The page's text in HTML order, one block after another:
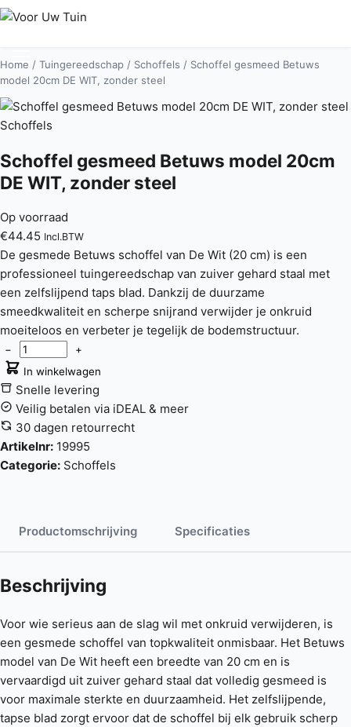
Home / Tuingereedschap / Schoffels / Schoffel gesmeed Betuws
model 20cm DE WIT, zonder steel
Schoffels
Schoffel gesmeed Betuws model 20cm
DE WIT, zonder steel
Op voorraad
€44.45 Incl.BTW
De gesmede Betuws schoffel van De Wit (20 cm) is een
professioneel tuingereedschap van zuiver gehard staal met
een zelfslijpend taps blad. Dankzij de duurzame
smeedkwaliteit en scherpe snijrand verwijder je onkruid
moeiteloos en verbeter je tegelijk de bodemstructuur.
−
+
In winkelwagen
Snelle levering
Veilig betalen via iDEAL & meer
30 dagen retourrecht
Artikelnr: 19995
Categorie: Schoffels
Productomschrijving Specificaties
Beschrijving
Voor wie serieus aan de slag wil met onkruid verwijderen, is
een gesmede schoffel van topkwaliteit onmisbaar. Het Betuws
model van De Wit heeft een breedte van 20 cm en is
vervaardigd uit zuiver gehard staal dat volledig gesmeed is
voor maximale sterkte en duurzaamheid. Het zelfslijpende,
tapse blad zorgt ervoor dat de schoffel bij elk gebruik scherp